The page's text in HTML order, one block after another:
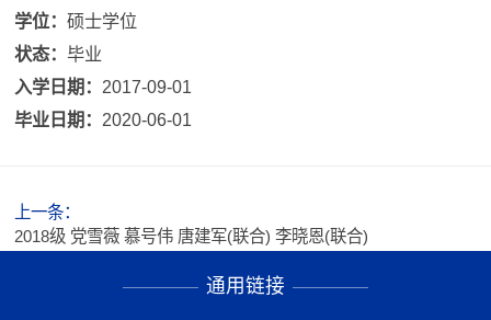
学位：硕士学位
状态：毕业
入学日期： 2017-09-01
毕业日期： 2020-06-01
上一条：
2018级 党雪薇 慕号伟 唐建军(联合) 李晓恩(联合)
通用链接